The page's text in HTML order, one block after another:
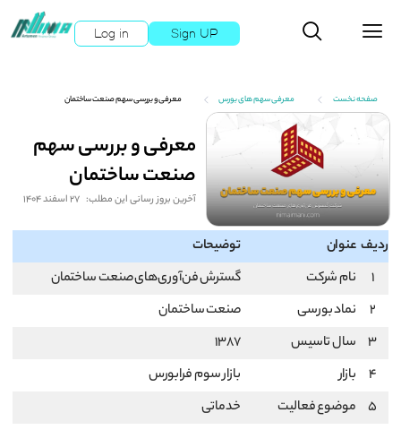
Log in Sign UP
صفحه نخست معرفی سهم های بورس معرفی و بررسی سهم صنعت ساختمان
معرفی و بررسی سهم
صنعت ساختمان
آخرین بروز رسانی این مطلب: 27 اسفند 1404
ردیف عنوان
توضیحات
1
نام شرکت
گسترش فن‌آوری‌های صنعت ساختمان
2
نماد بورسی
صنعت ساختمان
3 سال تاسیس
1387
4
بازار
بازار سوم فرابورس
5 موضوع فعالیت
خدماتی